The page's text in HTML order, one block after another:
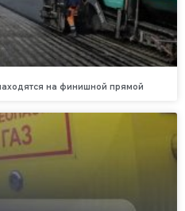
на финишной прямой